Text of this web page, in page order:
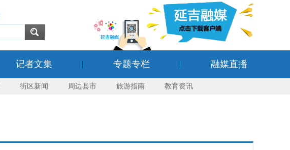
记者文集 专题专栏 融媒直播
街区新闻 周边县市 旅游指南 教育资讯